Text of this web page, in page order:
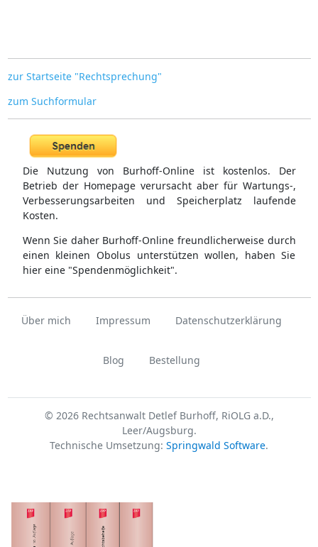
zur Startseite "Rechtsprechung"
zum Suchformular
Die Nutzung von Burhoff-Online ist kostenlos. Der
Betrieb der Homepage verursacht aber für Wartungs-,
Verbesserungsarbeiten und Speicherplatz laufende
Kosten.
Wenn Sie daher Burhoff-Online freundlicherweise durch
einen kleinen Obolus unterstützen wollen, haben Sie
hier eine "Spendenmöglichkeit".
Über mich Impressum Datenschutzerklärung
Blog Bestellung
© 2026 Rechtsanwalt Detlef Burhoff, RiOLG a.D.,
Leer/Augsburg.
Technische Umsetzung: Springwald Software.